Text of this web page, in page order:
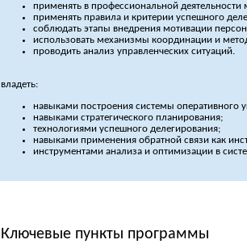
применять в профессиональной деятельности
применять правила и критерии успешного
соблюдать этапы внедрения мотивации
использовать механизмы координации и
проводить анализ управленческих ситуаций.
владеть:
навыками построения системы оперативного
навыками стратегического планирования;
технологиями успешного делегирования;
навыками применения обратной связи как
инструментами анализа и оптимизации в
Ключевые пункты программы